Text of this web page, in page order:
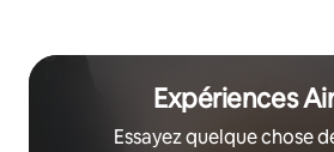
Expériences
Essayez quelque chose